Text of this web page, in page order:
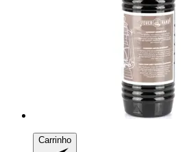
Carrinho